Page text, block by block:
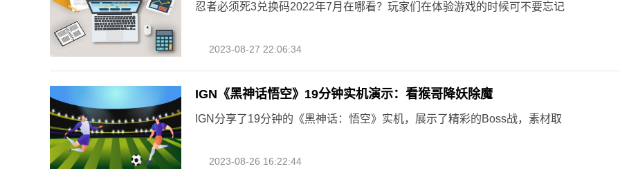
忍者必须死3兑换码2022年7月在哪看？玩家们在体验游戏的时候可不要忘记
2023-08-27 22:06:34
IGN《黑神话悟空》19分钟实机演示：看猴哥降妖除魔
IGN分享了19分钟的《黑神话：悟空》实机，展示了精彩的Boss战，素材取
2023-08-26 16:22:44